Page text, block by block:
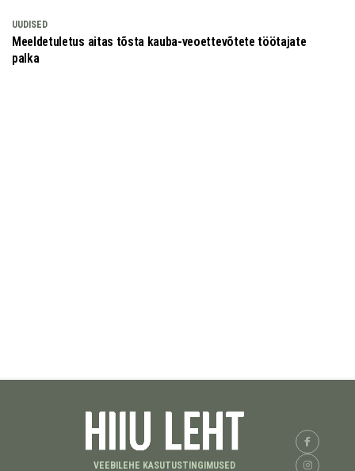
UUDISED
Meeldetuletus aitas tõsta kauba-veo­ettevõtete töötajate
palka
VEEBILEHE KASUTUSTINGIMUSED